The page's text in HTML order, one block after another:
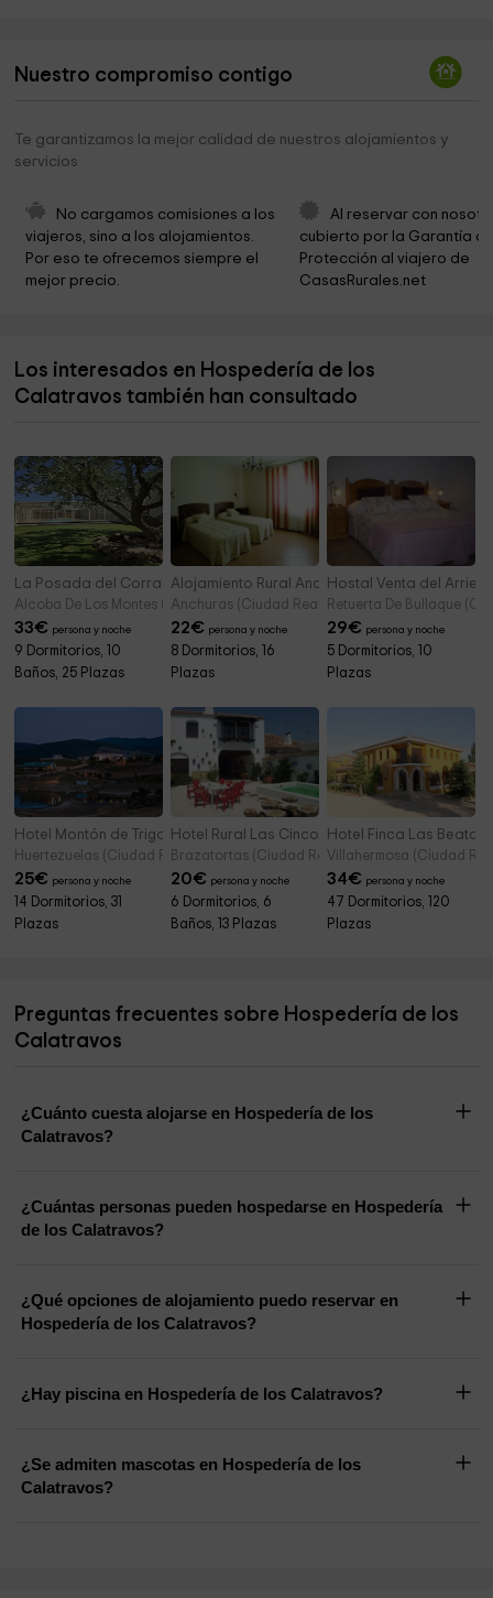
Cementerio 1,5 km
Ruinas de Oretum
Cementerio Volver
Ayuntamiento
Iglesia de Santa Ana 10,6 km
Volcanes
Nuestro compromiso contigo
Te garantizamos la mejor calidad de nuestros alojamientos y
servicios
No cargamos comisiones a los
viajeros, sino a los alojamientos.
Por eso te ofrecemos siempre el
mejor precio.
Al reservar con
cubierto por la Garantía
Protección al viajero de
CasasRurales.net
Los interesados en Hospedería de los
Calatravos también han consultado
La Posada del Corralón
Alcoba De Los Montes (Ciudad Real)
33€ persona y noche
9 Dormitorios, 10
Baños, 25 Plazas
Alojamiento Rural Anchuras
Anchuras (Ciudad Real)
22€ persona y noche
8 Dormitorios, 16
Plazas
Hostal Venta del Arriero
Retuerta De Bullaque
29€ persona y noche
5 Dormitorios, 10
Plazas
Hotel Montón de Trigo
Huertezuelas (Ciudad Real)
25€ persona y noche
14 Dormitorios, 31
Plazas
Hotel Rural Las Cinco Ranas
Brazatortas (Ciudad Real)
20€ persona y noche
6 Dormitorios, 6
Baños, 13 Plazas
Hotel Finca Las Beatas
Villahermosa (Ciudad
34€ persona y noche
47 Dormitorios, 120
Plazas
Preguntas frecuentes sobre Hospedería de los
Calatravos
¿Cuánto cuesta alojarse en Hospedería de los
Calatravos?
¿Cuántas personas pueden hospedarse en Hospedería
de los Calatravos?
¿Qué opciones de alojamiento puedo reservar en
Hospedería de los Calatravos?
¿Hay piscina en Hospedería de los Calatravos?
¿Se admiten mascotas en Hospedería de los
Calatravos?